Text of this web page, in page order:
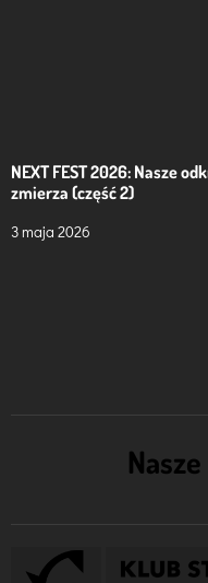
NEXT FEST 2026: Nasze
zmierza (część 2)
3 maja 2026